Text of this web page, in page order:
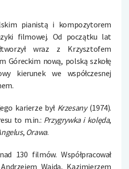
pianistą i kompozytorem
filmowej. Od początku lat
wraz z Krzysztofem
Góreckim nową, polską szkołę
kierunek we współczesnej
karierze był Krzesany(1974).
to m.in.: Przygrywka i kolęda,
, Orawa.
130 filmów. Współpracował
Wajdą, Kazimierzem